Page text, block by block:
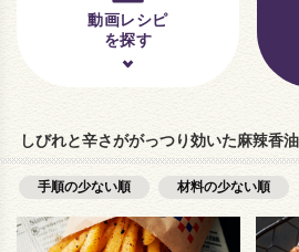
動画レシピ
を探す
しびれと辛さががっつり効いた麻辣香
手順の少ない順 材料の少ない順